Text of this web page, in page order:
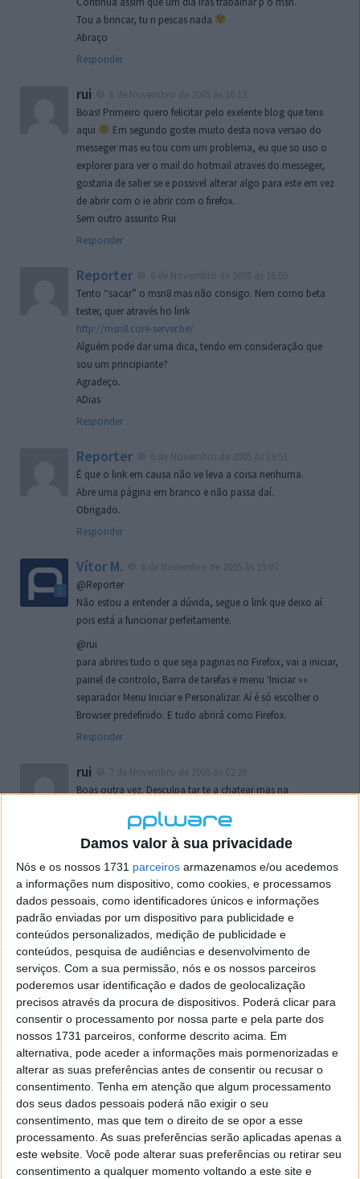
Damos valor à sua privacidade
Nós e os nossos 1731 parceiros armazenamos e/ou acedemos
a informações num dispositivo, como cookies, e processamos
dados pessoais, como identificadores únicos e informações
padrão enviadas por um dispositivo para publicidade e
conteúdos personalizados, medição de publicidade e
conteúdos, pesquisa de audiências e desenvolvimento de
serviços. Com a sua permissão, nós e os nossos parceiros
poderemos usar identificação e dados de geolocalização
precisos através da procura de dispositivos. Poderá clicar para
consentir o processamento por nossa parte e pela parte dos
nossos 1731 parceiros, conforme descrito acima. Em
alternativa, pode aceder a informações mais pormenorizadas e
alterar as suas preferências antes de consentir ou recusar o
consentimento. Tenha em atenção que algum processamento
dos seus dados pessoais poderá não exigir o seu
consentimento, mas que tem o direito de se opor a esse
processamento. As suas preferências serão aplicadas apenas a
este website. Você pode alterar suas preferências ou retirar seu
consentimento a qualquer momento voltando a este site e
Tou a brincar, tu n pescas nada
Abraço
Responder
rui
Boas! Primeiro quero felicitar pelo exelente blog que tens
aqui
Em segundo gostei muito desta nova versao do
messeger mas eu tou com um problema, eu que so uso o
explorer para ver o mail do hotmail atraves do messeger,
gostaria de saber se e possivel alterar algo para este em vez
de abrir com o ie abrir com o firefox.
Sem outro assunto Rui
Responder
Reporter
Tento “sacar” o msn8 mas não consigo. Nem como beta
tester, quer através ho link
http://msn8.core-server.be/
Alguém pode dar uma dica, tendo em consideração que
sou um principiante?
Agradeço.
ADias
Responder
Reporter
É que o link em causa não ve leva a coisa nenhuma.
Abre uma página em branco e não passa daí.
Obrigado.
Responder
Vítor M.
@Reporter
Não estou a entender a dúvida, segue o link que deixo aí
pois está a funcionar perfeitamente.
@rui
para abrires tudo o que seja paginas no Firefox, vai a iniciar,
painel de controlo, Barra de tarefas e menu ‘Iniciar »»
separador Menu Iniciar e Personalizar. Aí é só escolher o
Browser predefinido. E tudo abrirá como Firefox.
Responder
rui
Boas outra vez. Desculpa tar te a chatear mas na
o firefox como browser predefenido
de control tudo e nada. Tou a comecar a desesperar, ate ja
tentei apagar o explorer na tentativa de forçar o uso do
firefox mas em vao. Kaso te lembres de outra dica fico
agradecido, caso contrario obrigado a mesma
Responder
Vítor M.
7 de Novembro de 2005 às 01:39
@Reporter
Desculpa mas o link funciona. Seja como for segue por mail
o MSn Messenger 8.
Responder
Vítor M.
7 de Novembro de 2005 às 11:21
@Rui
Tens de encontrar o que te falei. Faz da seguinte maneira,
janela iniciar e no topo dessa janela com o botão direito do
rato faz propriedades. Depois no separador Menu ‘Iniciar’
clica no botão ‘Personalizar’ aí encontrarás no separador
geral a opção para escolheres o Browser com que queres